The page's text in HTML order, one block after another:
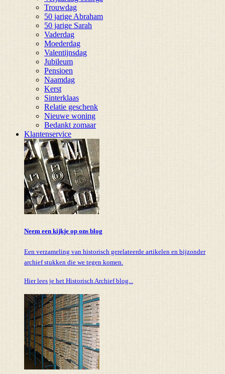
Trouwdag
50 jarige Abraham
50 jarige Sarah
Vaderdag
Moederdag
Valentijnsdag
Jubileum
Pensioen
Naamdag
Kerst
Sinterklaas
Relatie geschenk
Nieuwe woning
Bedankt zomaar
Klantenservice
Neem een kijkje op ons blog
Een verzameling van historisch gerelateerde artikelen en bijzonder
archief stukken die we tegen komen.
Hier lees je het Historisch Archief blog...